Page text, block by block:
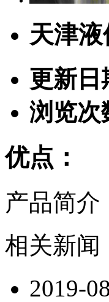
天津
更新日
浏览次
优点：
产品简介
相关新闻
2019-